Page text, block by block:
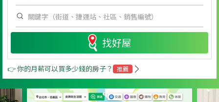
找好屋
👉 你的月薪可以買多少錢的房子？ 推薦